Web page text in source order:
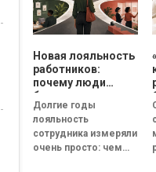
Новая лояльность
работников:
почему люди
больше не хотят
работать «до
пенсии», но
готовы работать
на максимум
Долгие годы
лояльность
сотрудника измеряли
очень просто: чем